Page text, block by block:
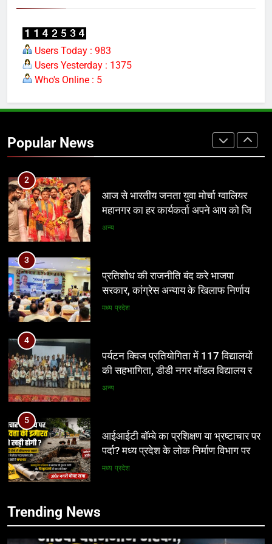
Users Today : 983
Users Yesterday : 1375
Who's Online : 5
Popular News
1
परिवारों की नजर सरकार पर
2
महानगर का हर कार्यकर्ता अपने आप को जिला
अध्यक्ष समझे – शिवम रानू राजावत
अन्य
3
प्रतिशोध की राजनीति बंद करे भाजपा
सरकार, कांग्रेस अन्याय के खिलाफ निर्णायक
संघर्ष करेगी
मध्य प्रदेश
4
पर्यटन क्विज प्रतियोगिता में 117 विद्यालयों
की सहभागिता, डीडी नगर मॉडल विद्यालय रहा
प्रथम
अन्य
5
आईआईटी बॉम्बे का प्रशिक्षण या भ्रष्टाचार पर
पर्दा? मध्य प्रदेश के लोक निर्माण विभाग पर
उठे बड़े सवाल
मध्य प्रदेश
6
नवनियुक्त भाजयुमो जिला अध्यक्ष का वरिष्ठ
नेतृत्व के सान्निध्य और हजारों युवाओं के समक्ष
पदभार ग्रहण समारोह कल
अन्य
कार्यकर्ताओं की सुनी जनसमस्याएं
Trending News
5
आईआईटी बॉम्बे का प्रशिक्षण या भ्रष्टाचार पर